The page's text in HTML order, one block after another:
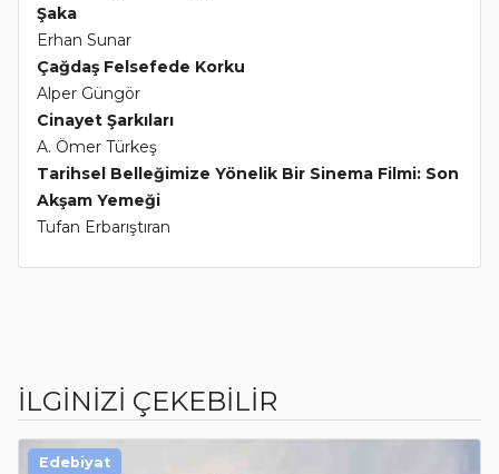
Şaka
Erhan Sunar
Çağdaş Felsefede Korku
Alper Güngör
Cinayet Şarkıları
A. Ömer Türkeş
Tarihsel Belleğimize Yönelik Bir Sinema Filmi: Son
Akşam Yemeği
Tufan Erbarıştıran
İLGİNİZİ ÇEKEBİLİR
Edebiyat